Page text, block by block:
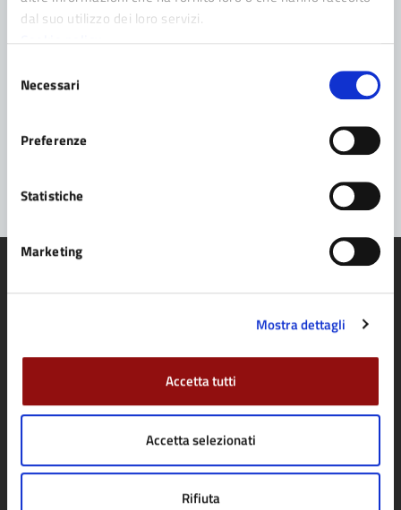
dal suo utilizzo dei loro servizi.
delNecessari
Preferenze
Statistiche
Marketing
Mostra dettagli
Accetta tutti
Accetta selezionati
Rifiuta
Leggi le domande frequenti
Prenota appuntamento